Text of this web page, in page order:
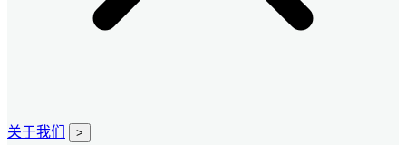
关于我们 >